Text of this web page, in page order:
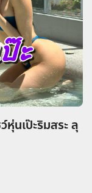
นเป๊ะริมสระ ลุ